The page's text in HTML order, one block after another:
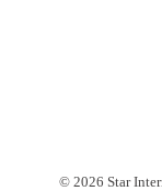
© 2026 Star